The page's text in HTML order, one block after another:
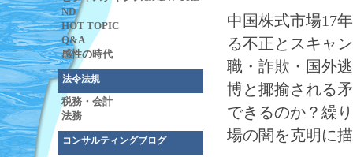
ND
HOT TOPIC
Q&A
感性の時代
法令法規
税務・会計
法務
コンサルティングブログ
中国株式市場17
る不正とスキャ
職・詐欺・国外
博と揶揄される
できるのか？繰
場の闇を克明に